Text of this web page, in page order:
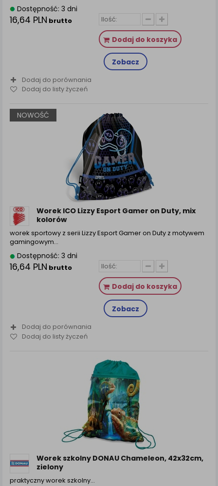
Dostępność: 3 dni
16,64 PLN brutto
Dodaj do koszyka
Zobacz
Dodaj do porównania
Dodaj do listy życzeń
NOWOŚĆ
Worek ICO Lizzy Esport Gamer on Duty, mix
kolorów
worek sportowy z serii Lizzy Esport Gamer on Duty z motywem
gamingowym…
Dostępność: 3 dni
16,64 PLN brutto
Dodaj do koszyka
Zobacz
Dodaj do porównania
Dodaj do listy życzeń
Worek szkolny DONAU Chameleon, 42x32cm,
zielony
praktyczny worek szkolny…